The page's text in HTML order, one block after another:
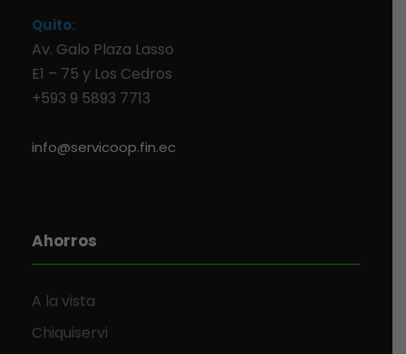
Quito:
Av. Galo Plaza Lasso
E1 – 75 y Los Cedros
+593 9 5893 7713
info@servicoop.fin.ec
Ahorros
A la vista
Chiquiservi